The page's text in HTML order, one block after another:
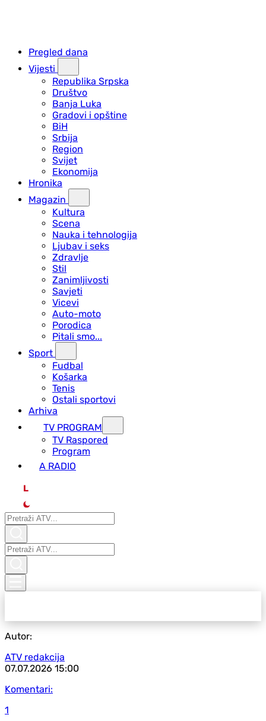
Pregled dana
Vijesti
Republika Srpska
Društvo
Banja Luka
Gradovi i opštine
BiH
Srbija
Region
Svijet
Ekonomija
Hronika
Magazin
Kultura
Scena
Nauka i tehnologija
Ljubav i seks
Zdravlje
Stil
Zanimljivosti
Savjeti
Vicevi
Auto-moto
Porodica
Pitali smo...
Sport
Fudbal
Košarka
Tenis
Ostali sportovi
Arhiva
TV PROGRAM
ТV Raspored
Program
A RADIO
L
Autor:
ATV redakcija
07.07.2026 15:00
Komentari:
1